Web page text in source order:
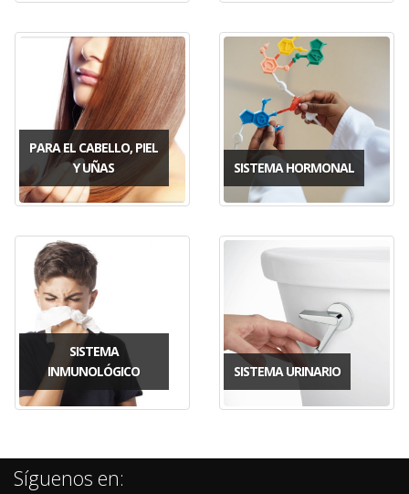
PARA EL CABELLO, PIEL
Y UÑAS
SISTEMA HORMONAL
SISTEMA
INMUNOLÓGICO
SISTEMA URINARIO
Síguenos en: